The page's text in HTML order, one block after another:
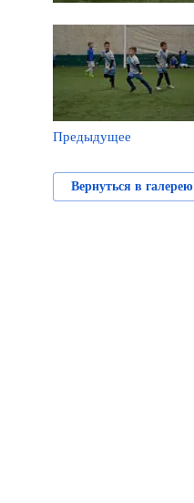
Предыдущее
Вернуться в галерею